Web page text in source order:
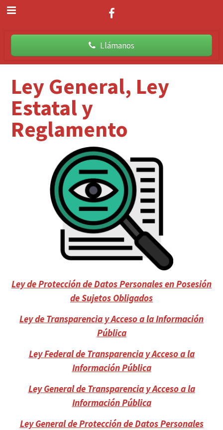
Llámanos
Ley General, Ley
Estatal y
Reglamento
Ley de Protección de Datos Personales en Posesión
de Sujetos Obligados
Ley de Transparencia y Acceso a la Información
Pública
Ley Federal de Transparencia y Acceso a la
Información Pública
Ley General de Transparencia y Acceso a la
Información Pública
Ley General de Protección de Datos Personales